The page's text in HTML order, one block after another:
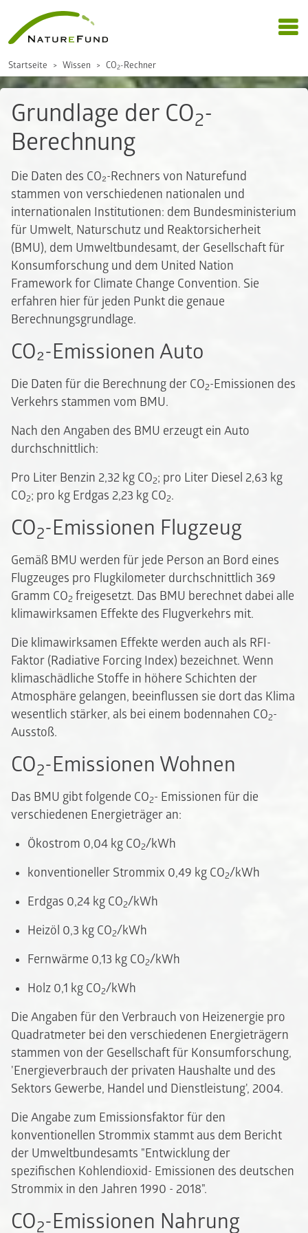
Startseite Wissen CO2-Rechner
Grundlage der CO2-
Berechnung
Die Daten des CO₂-Rechners von Naturefund
stammen von verschiedenen nationalen und
internationalen Institutionen: dem Bundesministerium
für Umwelt, Naturschutz und Reaktorsicherheit
(BMU), dem Umweltbundesamt, der Gesellschaft für
Konsumforschung und dem United Nation
Framework for Climate Change Convention. Sie
erfahren hier für jeden Punkt die genaue
Berechnungsgrundlage.
CO₂-Emissionen Auto
Die Daten für die Berechnung der CO2-Emissionen des
Verkehrs stammen vom BMU.
Nach den Angaben des BMU erzeugt ein Auto
durchschnittlich:
Pro Liter Benzin 2,32 kg CO2; pro Liter Diesel 2,63 kg
CO2; pro kg Erdgas 2,23 kg CO2.
CO2-Emissionen Flugzeug
Gemäß BMU werden für jede Person an Bord eines
Flugzeuges pro Flugkilometer durchschnittlich 369
Gramm CO2 freigesetzt. Das BMU berechnet dabei alle
klimawirksamen Effekte des Flugverkehrs mit.
Die klimawirksamen Effekte werden auch als RFI-
Faktor (Radiative Forcing Index) bezeichnet. Wenn
klimaschädliche Stoffe in höhere Schichten der
Atmosphäre gelangen, beeinflussen sie dort das Klima
wesentlich stärker, als bei einem bodennahen CO2-
Ausstoß.
CO2-Emissionen Wohnen
Das BMU gibt folgende CO2- Emissionen für die
verschiedenen Energieträger an:
Ökostrom 0,04 kg CO2/kWh
konventioneller Strommix 0,49 kg CO2/kWh
Erdgas 0,24 kg CO2/kWh
Heizöl 0,3 kg CO2/kWh
Fernwärme 0,13 kg CO2/kWh
Holz 0,1 kg CO2/kWh
Die Angaben für den Verbrauch von Heizenergie pro
Quadratmeter bei den verschiedenen Energieträgern
stammen von der Gesellschaft für Konsumforschung,
'Energieverbrauch der privaten Haushalte und des
Sektors Gewerbe, Handel und Dienstleistung', 2004.
Die Angabe zum Emissionsfaktor für den
konventionellen Strommix stammt aus dem Bericht
der Umweltbundesamts "Entwicklung der
spezifischen Kohlendioxid- Emissionen des deutschen
Strommix in den Jahren 1990 - 2018".
CO2-Emissionen Nahrung